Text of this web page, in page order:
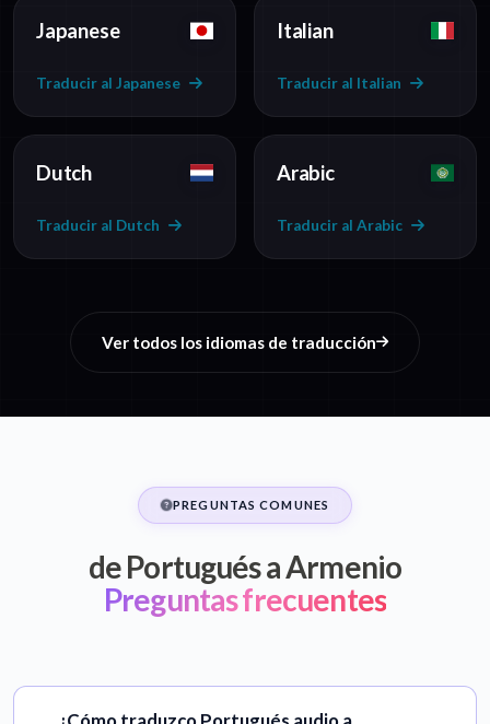
Japanese
Traducir al Japanese
Italian
Traducir al Italian
Dutch
Traducir al Dutch
Arabic
Traducir al Arabic
Ver todos los idiomas de traducción
PREGUNTAS COMUNES
de Portugués a Armenio
Preguntas frecuentes